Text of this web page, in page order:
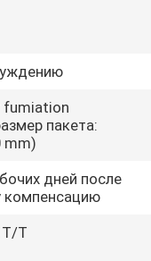
fumiation
пакета:
mm)
дней после
компенсацию
T/T